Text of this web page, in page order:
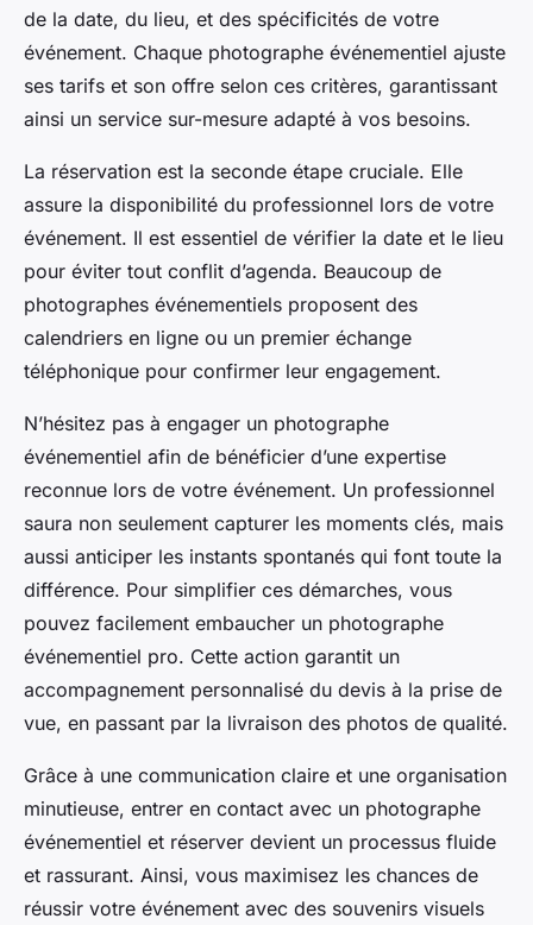
de la date, du lieu, et des spécificités de votre
événement. Chaque photographe événementiel ajuste
ses tarifs et son offre selon ces critères, garantissant
ainsi un service sur-mesure adapté à vos besoins.
La réservation est la seconde étape cruciale. Elle
assure la disponibilité du professionnel lors de votre
événement. Il est essentiel de vérifier la date et le lieu
pour éviter tout conflit d’agenda. Beaucoup de
photographes événementiels proposent des
calendriers en ligne ou un premier échange
téléphonique pour confirmer leur engagement.
N’hésitez pas à engager un photographe
événementiel afin de bénéficier d’une expertise
reconnue lors de votre événement. Un professionnel
saura non seulement capturer les moments clés, mais
aussi anticiper les instants spontanés qui font toute la
différence. Pour simplifier ces démarches, vous
pouvez facilement embaucher un photographe
événementiel pro. Cette action garantit un
accompagnement personnalisé du devis à la prise de
vue, en passant par la livraison des photos de qualité.
Grâce à une communication claire et une organisation
minutieuse, entrer en contact avec un photographe
événementiel et réserver devient un processus fluide
et rassurant. Ainsi, vous maximisez les chances de
réussir votre événement avec des souvenirs visuels